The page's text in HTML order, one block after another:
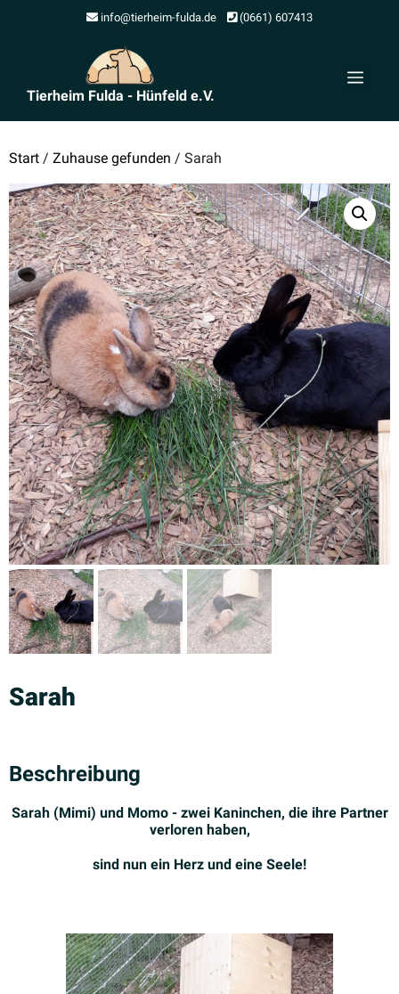
info@tierheim-fulda.de (0661) 607413
Tierheim Fulda - Hünfeld e.V.
Start / Zuhause gefunden / Sarah
Sarah
Beschreibung
Sarah (Mimi) und Momo - zwei Kaninchen, die ihre Partner
verloren haben,
sind nun ein Herz und eine Seele!